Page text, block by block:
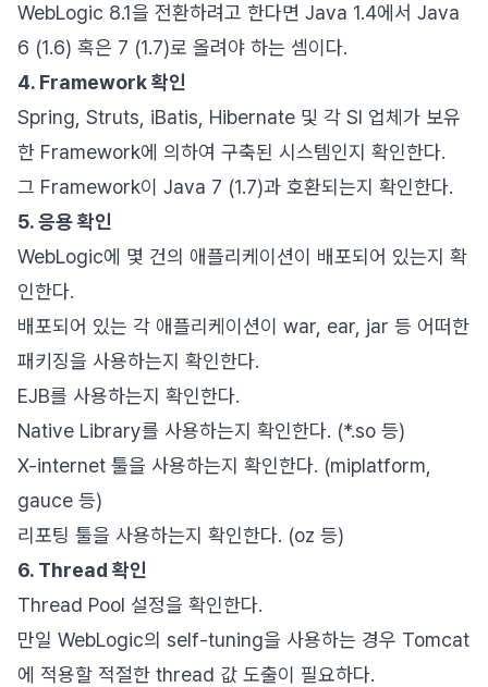
WebLogic 8.1을 전환하려고 한다면 Java 1.4에서 Java
6 (1.6) 혹은 7 (1.7)로 올려야 하는 셈이다.
4. Framework 확인
Spring, Struts, iBatis, Hibernate 및 각 SI 업체가 보유
한 Framework에 의하여 구축된 시스템인지 확인한다.
그 Framework이 Java 7 (1.7)과 호환되는지 확인한다.
5. 응용 확인
WebLogic에 몇 건의 애플리케이션이 배포되어 있는지 확
인한다.
배포되어 있는 각 애플리케이션이 war, ear, jar 등 어떠한
패키징을 사용하는지 확인한다.
EJB를 사용하는지 확인한다.
Native Library를 사용하는지 확인한다. (*.so 등)
X-internet 툴을 사용하는지 확인한다. (miplatform,
gauce 등)
리포팅 툴을 사용하는지 확인한다. (oz 등)
6. Thread 확인
Thread Pool 설정을 확인한다.
만일 WebLogic의 self-tuning을 사용하는 경우 Tomcat
에 적용할 적절한 thread 값 도출이 필요하다.